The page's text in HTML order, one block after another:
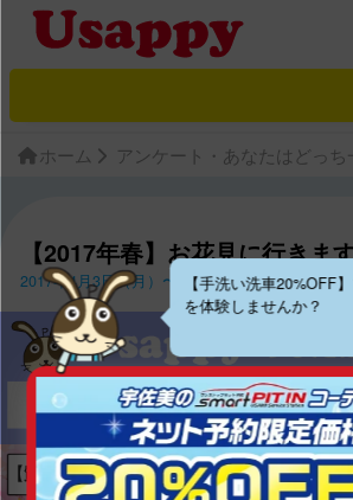
ホーム アンケート・あなたはどっち
【2017年春】お花見に行きま
2017年4月3日（月）〜2017年4月16日（日）
【手洗い洗車20%OFF
を体験しませんか？